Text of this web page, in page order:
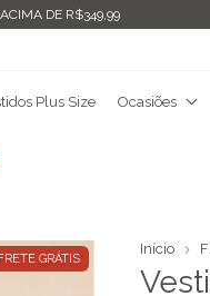
DE R$349,99
Plus Size Ocasiões
GRÁTIS
Início